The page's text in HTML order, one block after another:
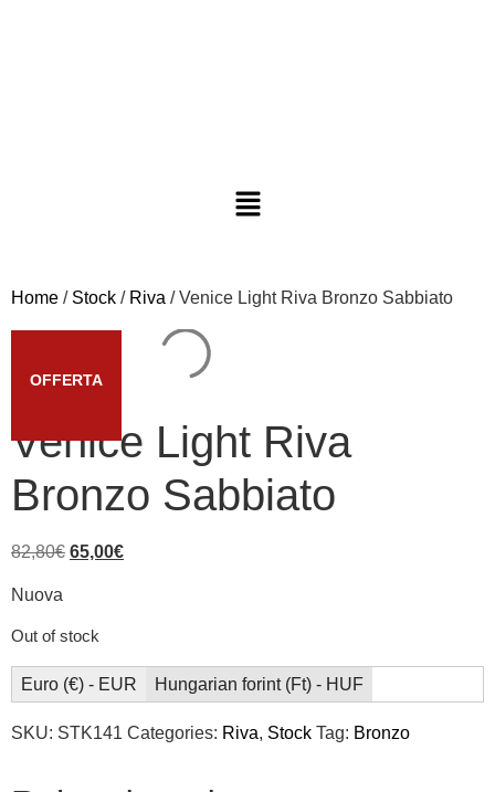
Home / Stock / Riva / Venice Light Riva Bronzo Sabbiato
OFFERTA
Venice Light Riva
Bronzo Sabbiato
82,80€ 65,00€
Nuova
Out of stock
Euro (€) - EUR Hungarian forint (Ft) - HUF
SKU: STK141 Categories: Riva, Stock Tag: Bronzo